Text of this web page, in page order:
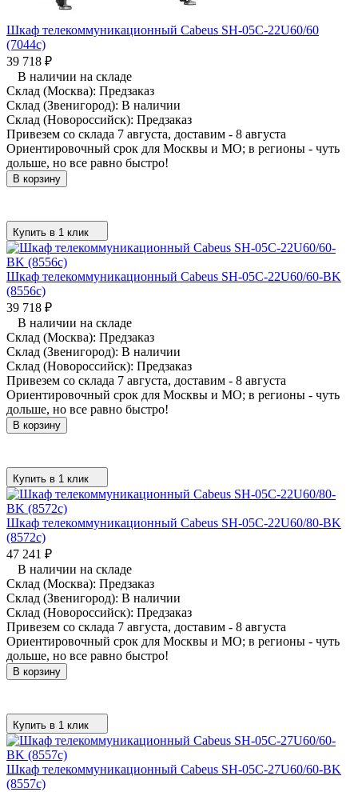
Шкаф телекоммуникационный Cabeus SH-05C-22U60/60
(7044c)
39 718 ₽
В наличии на складе
Склад (Москва): Предзаказ
Склад (Звенигород): В наличии
Склад (Новороссийск): Предзаказ
Привезем со склада 7 августа, доставим - 8 августа
Ориентировочный срок для Москвы и МО; в регионы - чуть
дольше, но все равно быстро!
В корзину
Купить в 1 клик
Шкаф телекоммуникационный Cabeus SH-05C-22U60/60-BK
(8556c)
39 718 ₽
В наличии на складе
Склад (Москва): Предзаказ
Склад (Звенигород): В наличии
Склад (Новороссийск): Предзаказ
Привезем со склада 7 августа, доставим - 8 августа
Ориентировочный срок для Москвы и МО; в регионы - чуть
дольше, но все равно быстро!
В корзину
Купить в 1 клик
Шкаф телекоммуникационный Cabeus SH-05C-22U60/80-BK
(8572c)
47 241 ₽
В наличии на складе
Склад (Москва): Предзаказ
Склад (Звенигород): В наличии
Склад (Новороссийск): Предзаказ
Привезем со склада 7 августа, доставим - 8 августа
Ориентировочный срок для Москвы и МО; в регионы - чуть
дольше, но все равно быстро!
В корзину
Купить в 1 клик
Шкаф телекоммуникационный Cabeus SH-05C-27U60/60-BK
(8557c)